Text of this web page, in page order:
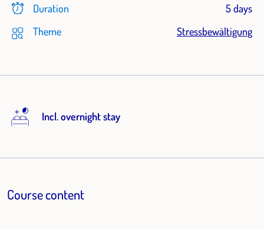
Duration
5 days
Theme
Stressbewältigung
Incl. overnight stay
Course content